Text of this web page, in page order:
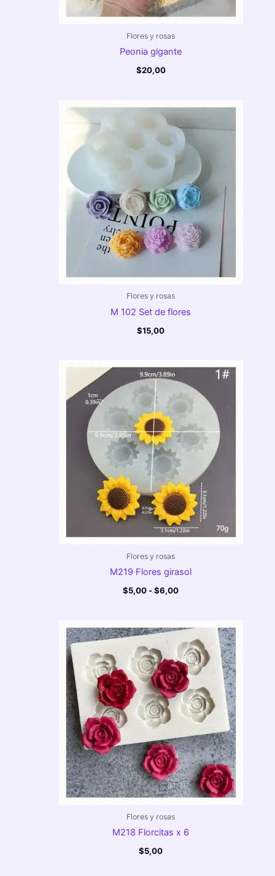
Flores y rosas
Peonia gigante
$20,00
Flores y rosas
M 102 Set de flores
$15,00
Flores y rosas
M219 Flores girasol
$5,00 - $6,00
Rango
precios:
desde
$6,00
Flores y rosas
M218 Florcitas x 6
$5,00